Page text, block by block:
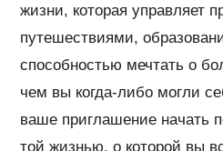
жизни, которая управляет
путешествиями,
способностью мечтать о
чем вы когда-либо могли
ваше приглашение начать
той жизнью, о которой вы